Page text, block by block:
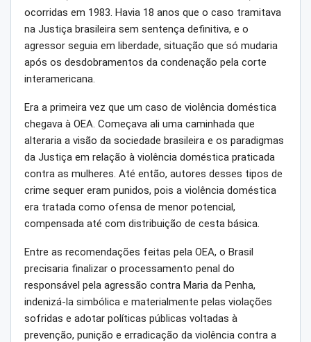
ocorridas em 1983. Havia 18 anos que o caso tramitava
na Justiça brasileira sem sentença definitiva, e o
agressor seguia em liberdade, situação que só mudaria
após os desdobramentos da condenação pela corte
interamericana.
Era a primeira vez que um caso de violência doméstica
chegava à OEA. Começava ali uma caminhada que
alteraria a visão da sociedade brasileira e os paradigmas
da Justiça em relação à violência doméstica praticada
contra as mulheres. Até então, autores desses tipos de
crime sequer eram punidos, pois a violência doméstica
era tratada como ofensa de menor potencial,
compensada até com distribuição de cesta básica.
Entre as recomendações feitas pela OEA, o Brasil
precisaria finalizar o processamento penal do
responsável pela agressão contra Maria da Penha,
indenizá-la simbólica e materialmente pelas violações
sofridas e adotar políticas públicas voltadas à
prevenção, punição e erradicação da violência contra a